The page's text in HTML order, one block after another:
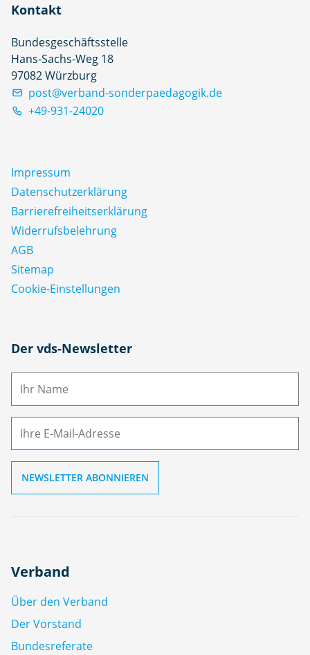
Kontakt
Bundesgeschäftsstelle
Hans-Sachs-Weg 18
97082 Würzburg
post@verband-sonderpaedagogik.de
+49-931-24020
Impressum
Datenschutz­erklärung
Barrierefreiheitserklärung
Widerrufsbelehrung
AGB
Sitemap
Cookie-Einstellungen
Der vds-Newsletter
N
M
Verband
Über den Verband
Der Vorstand
Bundesreferate